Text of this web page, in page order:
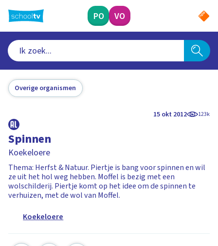
naar
hoofdinhoud
PO VO
Overige organismen
15 okt 2012 123k
Spinnen
Koekeloere
Thema: Herfst & Natuur. Piertje is bang voor spinnen en wil
ze uit het hol weg hebben. Moffel is bezig met een
wolschilderij. Piertje komt op het idee om de spinnen te
verhuizen, met de wol van Moffel.
Koekeloere